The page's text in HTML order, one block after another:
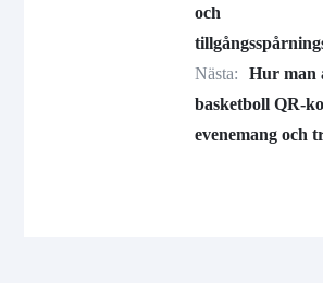
och
Nästa:
Hur man
basketboll QR-
evenemang och